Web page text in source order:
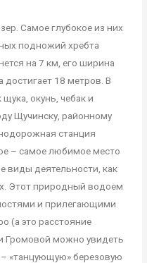
Самое глубокое из них
подножий хребта
на 7 км, его ширина
достигает 18 метров. В
окунь, чебак и
Щучинску, районному
станция
– самое любимое место
виды деятельности, как
Этот природный водоем
и прилегающими
(а это расстояние
Громовой можно увидеть
«танцующую» березовую